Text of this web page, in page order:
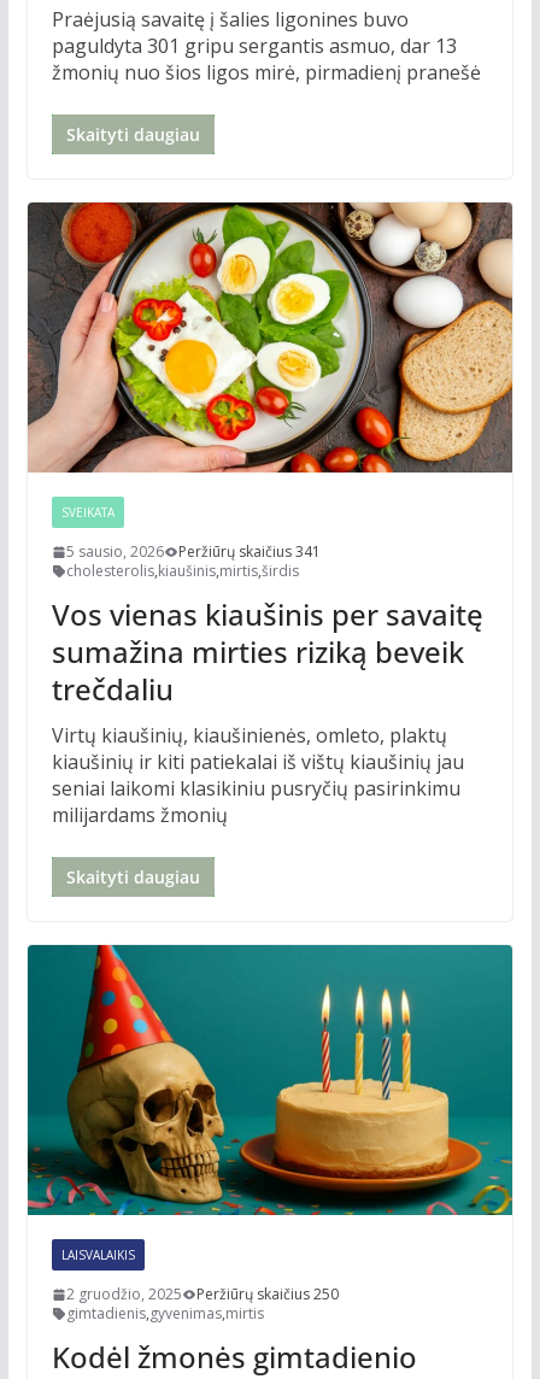
Praėjusią savaitę į šalies ligonines buvo
paguldyta 301 gripu sergantis asmuo, dar 13
žmonių nuo šios ligos mirė, pirmadienį pranešė
Skaityti daugiau
SVEIKATA
5 sausio, 2026
Peržiūrų skaičius 341
cholesterolis,kiaušinis,mirtis,širdis
Vos vienas kiaušinis per savaitę
sumažina mirties riziką beveik
trečdaliu
Virtų kiaušinių, kiaušinienės, omleto, plaktų
kiaušinių ir kiti patiekalai iš vištų kiaušinių jau
seniai laikomi klasikiniu pusryčių pasirinkimu
milijardams žmonių
Skaityti daugiau
LAISVALAIKIS
2 gruodžio, 2025
Peržiūrų skaičius 250
gimtadienis,gyvenimas,mirtis
Kodėl žmonės gimtadienio